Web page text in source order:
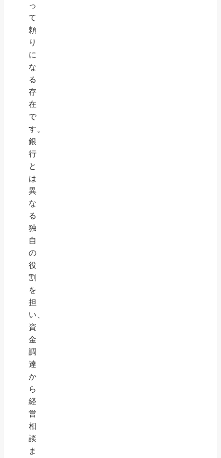
っ
て
頼
り
に
な
る
存
在
で
す。
銀
行
と
は
異
な
る
独
自
の
役
割
を
担
い、
資
金
調
達
か
ら
経
営
相
談
ま